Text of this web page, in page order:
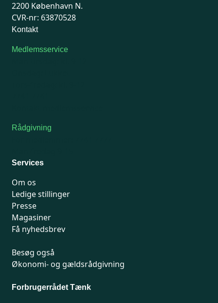
2200 København N.
CVR-nr: 63870528
Kontakt
Medlemsservice
Rådgivning
Services
Om os
Ledige stillinger
Presse
Magasiner
Få nyhedsbrev
Besøg også
Økonomi- og gældsrådgivning
Forbrugerrådet Tænk